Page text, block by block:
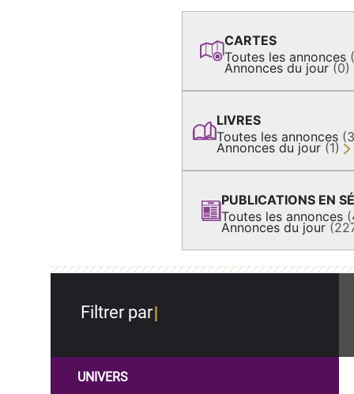
CARTES
Toutes les annonces
Annonces du jour (0)
LIVRES
Toutes les annonces
Annonces du jour (1)
PUBLICATIONS EN
Toutes les annonces
Annonces du jour
Filtrer par
UNIVERS